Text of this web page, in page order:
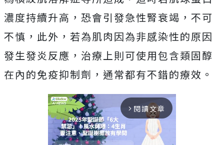
濃度持續升高，恐會引發急性腎衰竭，不可
不慎，此外，若為肌肉因為非感染性的原因
發生發炎反應，治療上則可使用包含類固醇
在內的免疫抑制劑，通常都有不錯的療效。
arrow_forward_ios 閱讀文章